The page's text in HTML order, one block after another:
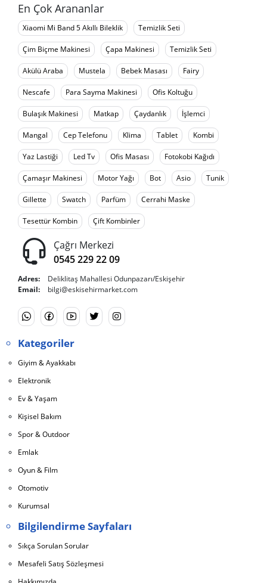
En Çok Arananlar
Xiaomi Mi Band 5 Akıllı Bileklik Temizlik Seti
Çim Biçme Makinesi Çapa Makinesi Temizlik Seti
Akülü Araba Mustela Bebek Masası Fairy
Nescafe Para Sayma Makinesi Ofis Koltuğu
Bulaşık Makinesi Matkap Çaydanlık İşlemci
Mangal Cep Telefonu Klima Tablet Kombi
Yaz Lastiği Led Tv Ofis Masası Fotokobi Kağıdı
Çamaşır Makinesi Motor Yağı Bot Asio Tunik
Gillette Swatch Parfüm Cerrahi Maske
Tesettür Kombin Çift Kombinler
Çağrı Merkezi
0545 229 22 09
Adres:
Deliklitaş Mahallesi Odunpazarı/Eskişehir
Email:
bilgi@eskisehirmarket.com
Kategoriler
Giyim & Ayakkabı
Elektronik
Ev & Yaşam
Kişisel Bakım
Spor & Outdoor
Emlak
Oyun & Film
Otomotiv
Kurumsal
Bilgilendirme Sayfaları
Sıkça Sorulan Sorular
Mesafeli Satış Sözleşmesi